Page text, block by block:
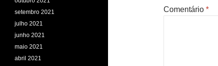
Comentário *
setembro 2021
julho 2021
junho 2021
maio 2021
abril 2021